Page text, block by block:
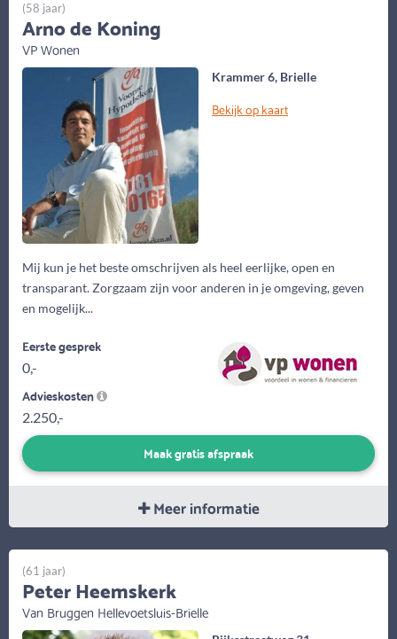
Krammer 6, Brielle
Bekijk op kaart
Mij kun je het beste omschrijven als heel eerlijke, open en
transparant. Zorgzaam zijn voor anderen in je omgeving, geven
en mogelijk...
(58 jaar)
Arno de Koning
VP Wonen
Eerste gesprek
0,-
Advieskosten
2.250,-
Maak gratis afspraak
Meer informatie
(61 jaar)
Peter Heemskerk
Van Bruggen Hellevoetsluis-Brielle